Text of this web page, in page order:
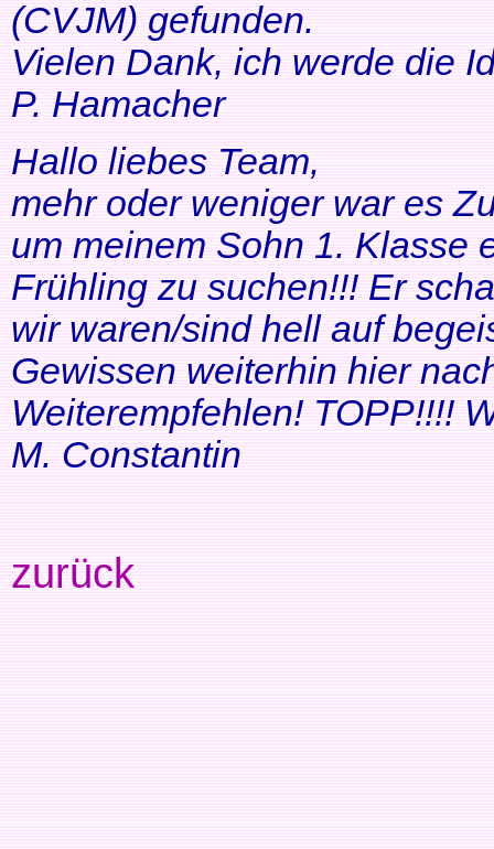
(CVJM) gefunden.
Vielen Dank, ich werde die
P. Hamacher
Hallo liebes Team,
mehr oder weniger war es
um meinem Sohn 1. Klasse
Frühling zu suchen!!! Er
wir waren/sind hell auf
Gewissen weiterhin hier
Weiterempfehlen! TOPP!!!!
M. Constantin
zurück